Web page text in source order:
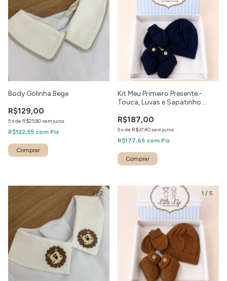
Body Golinha Bege
R$129,00
5xde R$25,80 sem juros
R$122,55 com Pix
Kit Meu Primeiro Presente -
Touca, Luvas e Sapatinho
R$187,00
5xde R$37,40 sem juros
R$177,65 com Pix
Comprar
1/2 1 / 5